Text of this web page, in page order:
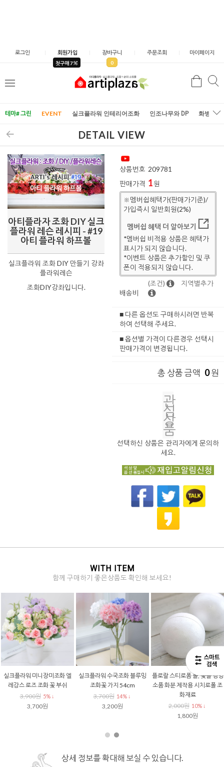
로그인 회원가입
첫구매 7
장바구니
0
주문조회 마이페이지
메
검
테마# 그린 EVENT 실크플라워 인테리어조화 인조나무와 DP 화병/화
DETAIL VIEW
아티플라자 조화 DIY 실크
플라워 레슨 레시피 - #19
아티 플라워 하프볼
실크플라워 조화 DIY 만들기 강좌
플라워레슨
조화DIY강좌입니다.
상품번호 209781
판매가격 1원
※멤버쉽혜택가(판매가기준)/
가입즉시 일반회원(2%)
멤버쉽 혜택 더 알아보기
*멤버쉽 비적용 상품은 혜택가
표시가 되지 않습니다.
*이벤트 상품은 추가할인 및 쿠
폰이 적용되지 않습니다.
배송비
(조건) 지역별추가
■ 다른 옵션도 구매하시려면 반복
하여 선택해 주세요.
■ 옵션별 가격이 다른경우 선택시
판매가격이 변경됩니다.
총 상품 금액 0원
관
심
상
품
선택하신 상품은 관리자에게 문의하
세요.
WITH ITEM
함께 구매하기 좋은상품도 확인해 보세요!
실크플라워 미니장미조화 엘
레강스 로즈 조화 꽃 부쉬
3,900원 5% ↓
3,700원
실크플라워 수국조화 블루밍
조화꽃 가지 54cm
3,700원 14% ↓
3,200원
플로랄 스티로폼 볼, 꽃볼 행잉
소품 화분 제작용 시치로폴 조
화재료
2,000원 10% ↓
1,800원
상세 정보를 확대해 보실 수 있습니다.